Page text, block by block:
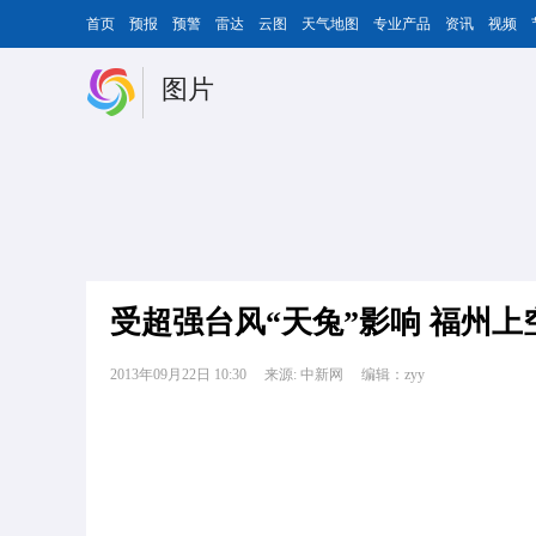
首页 预报 预警 雷达 云图 天气地图 专业产品 资讯 视频
图片
受超强台风“天兔”影响 福州上
2013年09月22日 10:30 来源: 中新网 编辑：zyy